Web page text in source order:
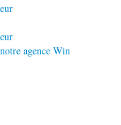
agence Win